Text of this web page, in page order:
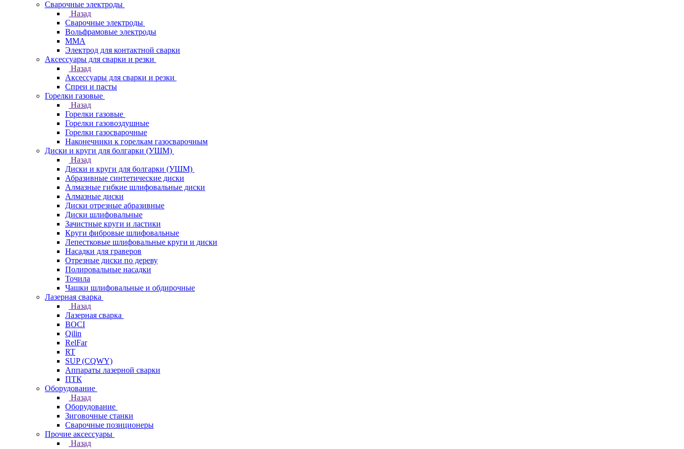
Сварочные электроды
Назад
Сварочные электроды
Вольфрамовые электроды
ММА
Электрод для контактной сварки
Аксессуары для сварки и резки
Назад
Аксессуары для сварки и резки
Спреи и пасты
Горелки газовые
Назад
Горелки газовые
Горелки газовоздушные
Горелки газосварочные
Наконечники к горелкам газосварочным
Диски и круги для болгарки (УШМ)
Назад
Диски и круги для болгарки (УШМ)
Абразивные синтетические диски
Алмазные гибкие шлифовальные диски
Алмазные диски
Диски отрезные абразивные
Диски шлифовальные
Зачистные круги и ластики
Круги фибровые шлифовальные
Лепестковые шлифовальные круги и диски
Насадки для граверов
Отрезные диски по дереву
Полировальные насадки
Точила
Чашки шлифовальные и обдирочные
Лазерная сварка
Назад
Лазерная сварка
BOCI
Qilin
RelFar
RT
SUP (CQWY)
Аппараты лазерной сварки
ПТК
Оборудование
Назад
Оборудование
Зиговочные станки
Сварочные позиционеры
Прочие аксессуары
Назад